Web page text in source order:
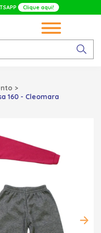
Clique aqui!
160 - Cleomara